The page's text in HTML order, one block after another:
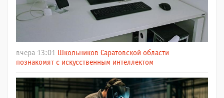
вчера 13:01
Школьников Саратовской области
познакомят с искусственным интеллектом